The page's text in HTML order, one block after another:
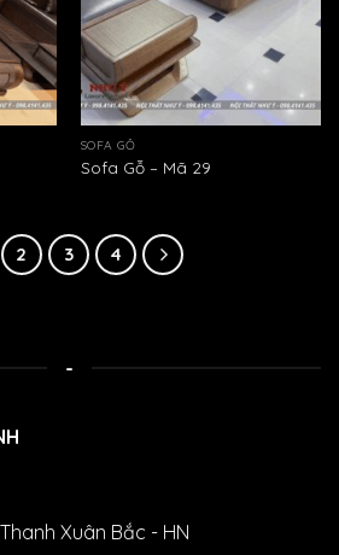
SOFA GỖ
Sofa Gỗ – Mã 29
2 3 4
-
Xuân Bắc - HN